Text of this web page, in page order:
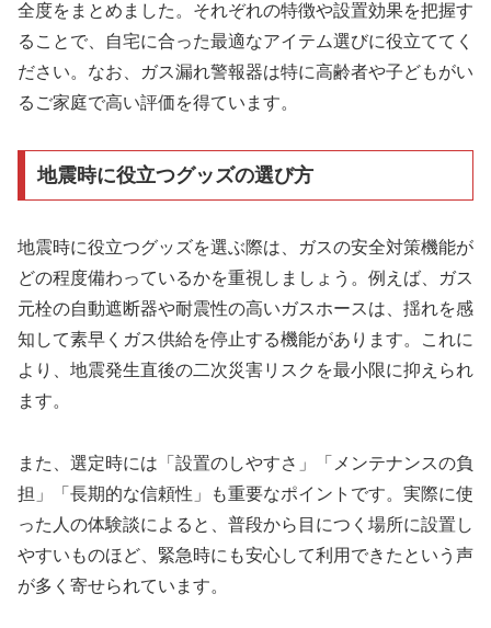
全度をまとめました。それぞれの特徴や設置効果を把握す
ることで、自宅に合った最適なアイテム選びに役立ててく
ださい。なお、ガス漏れ警報器は特に高齢者や子どもがい
るご家庭で高い評価を得ています。
地震時に役立つグッズの選び方
地震時に役立つグッズを選ぶ際は、ガスの安全対策機能が
どの程度備わっているかを重視しましょう。例えば、ガス
元栓の自動遮断器や耐震性の高いガスホースは、揺れを感
知して素早くガス供給を停止する機能があります。これに
より、地震発生直後の二次災害リスクを最小限に抑えられ
ます。
また、選定時には「設置のしやすさ」「メンテナンスの負
担」「長期的な信頼性」も重要なポイントです。実際に使
った人の体験談によると、普段から目につく場所に設置し
やすいものほど、緊急時にも安心して利用できたという声
が多く寄せられています。